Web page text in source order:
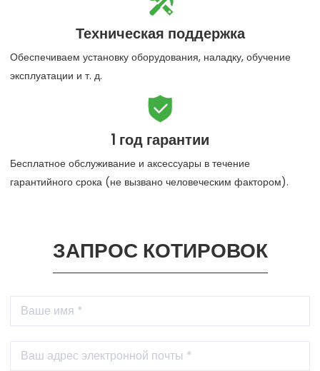
Техническая поддержка
Обеспечиваем установку оборудования, наладку, обучение
эксплуатации и т. д.

1 год гарантии
Бесплатное обслуживание и аксессуары в течение
гарантийного срока (не вызвано человеческим фактором).
ЗАПРОС КОТИРОВОК